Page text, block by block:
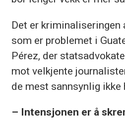
Det er kriminaliseringen
som er problemet i
Pérez, der
mot velkjente
de mest sannsynlig ikke
– Intensjonen er å